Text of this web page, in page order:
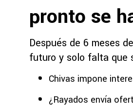
pronto se
Después de 6 meses
futuro y solo falta que
Chivas impone
¿Rayados envía